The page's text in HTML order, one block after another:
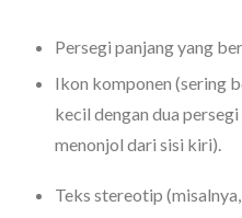
Persegi panjang yang
Ikon komponen (sering
kecil dengan dua
menonjol dari sisi kiri).
Teks stereotip (misalnya,